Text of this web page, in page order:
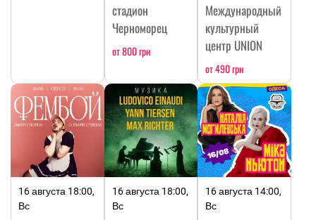
стадион
Черноморец
от 800 грн
Международный
культурный
центр UNION
от 490 грн
16 августа 18:00,
Вс
16 августа 18:00,
Вс
16 августа 14:00,
Вс